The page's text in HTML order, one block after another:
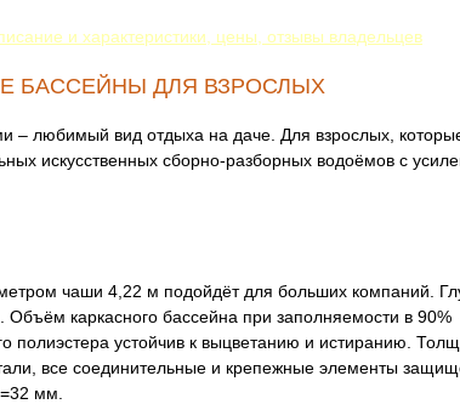
и характеристики, цены, отзывы владельцев
БАССЕЙНЫ ДЛЯ ВЗРОСЛЫХ
– любимый вид отдыха на даче. Для взрослых,
искусственных сборно-разборных водоёмов с
чаши 4,22 м подойдёт для больших компаний.
Объём каркасного бассейна при заполняемости в
полиэстера устойчив к выцветанию и истиранию.
все соединительные и крепежные элементы
мм.